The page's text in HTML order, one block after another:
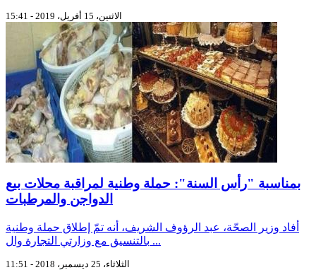
الاثنين، 15 أفريل، 2019 - 15:41
بمناسبة "رأس السنة": حملة وطنية لمراقبة محلات بيع
الدواجن والمرطبات
أفاد وزير الصحّة، عبد الرؤوف الشريف، أنه تمّ إطلاق حملة وطنية
بالتنسيق مع وزارتي التجارة وال ...
الثلاثاء، 25 ديسمبر، 2018 - 11:51